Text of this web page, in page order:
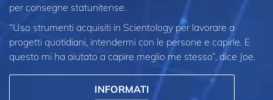
per consegne statunitense.
“Uso strumenti acquisiti in Scientology per lavorare a
progetti quotidiani, intendermi con le persone e capirle. E
questo mi ha aiutato a capire meglio me stesso”, dice Joe.
INFORMATI